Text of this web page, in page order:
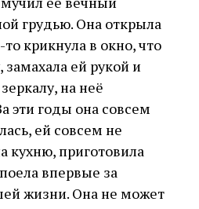
грудью. Она открыла
крикнула в окно, что
ей рукой и
на неё
эти годы она совсем
ей совсем не
кухню, приготовила
впервые за
жизни. Она не может